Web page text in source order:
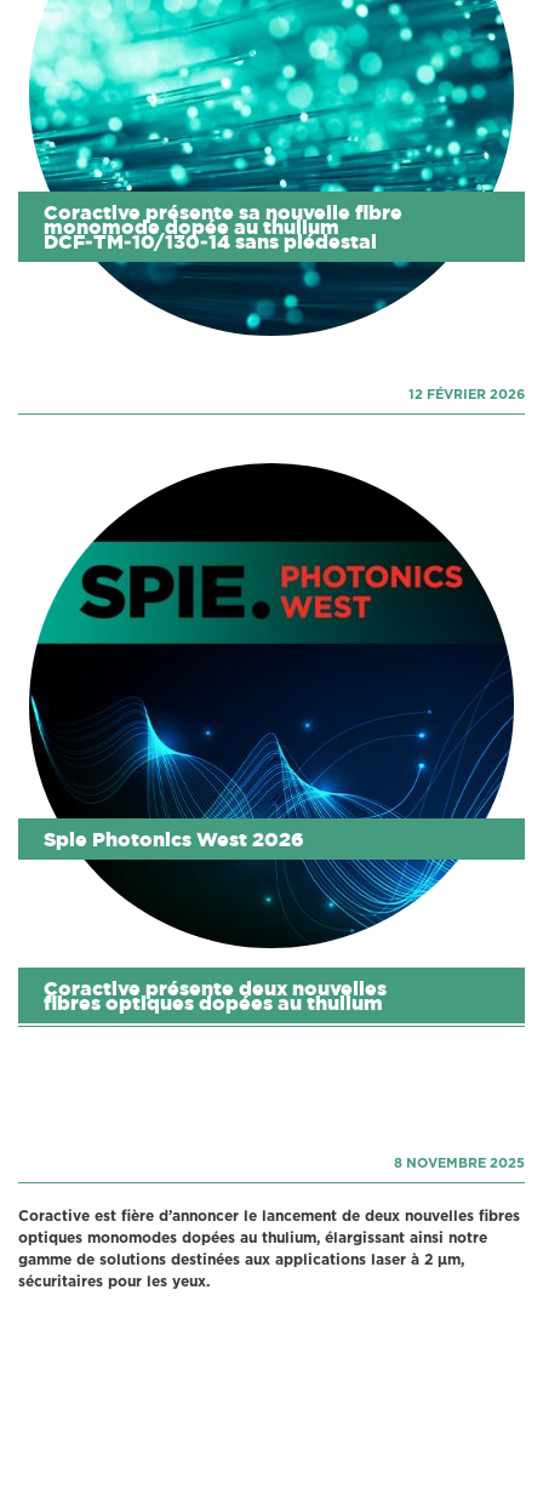
Coractive présente sa nouvelle fibre
monomode dopée au thulium
DCF‑TM‑10/130‑14 sans piédestal
12 FÉVRIER 2026
Spie Photonics West 2026
Coractive présente deux nouvelles
fibres optiques dopées au thulium
8 NOVEMBRE 2025
Coractive est fière d’annoncer le lancement de deux nouvelles fibres
optiques monomodes dopées au thulium, élargissant ainsi notre
gamme de solutions destinées aux applications laser à 2 μm,
sécuritaires pour les yeux.